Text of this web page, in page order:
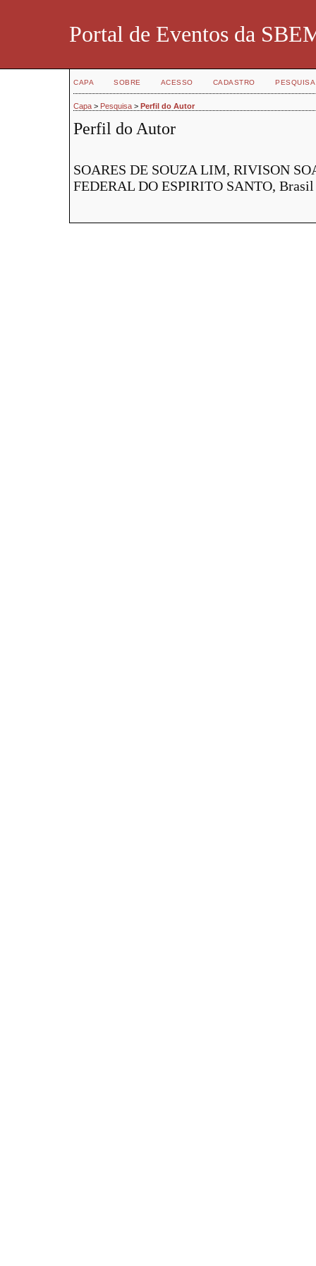
Portal de Eventos da
CAPA SOBRE ACESSO CADASTRO PESQUISA
Capa > Pesquisa > Perfil do Autor
Perfil do Autor
SOARES DE SOUZA LIM, RIVISON
FEDERAL DO ESPIRITO SANTO, Brasil